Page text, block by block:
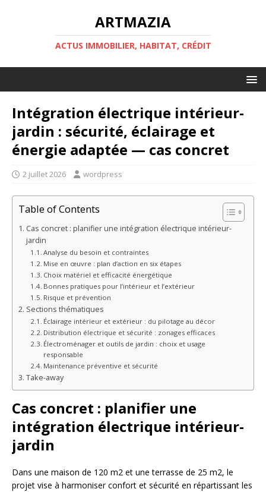
ARTMAZIA
ACTUS IMMOBILIER, HABITAT, CRÉDIT
Intégration électrique intérieur-
jardin : sécurité, éclairage et
énergie adaptée — cas concret
2 juillet 2026 wordpress
Table of Contents
Cas concret : planifier une intégration électrique intérieur-
jardin
Analyse du besoin et contraintes
Mise en œuvre : plan d’action en six étapes
Choix matériel et efficacité énergétique
Bonnes pratiques pour l’intérieur et l’extérieur
Risque et prévention
Sections thématiques
Éclairage intérieur et extérieur : du pilotage au décor
Distribution électrique et sécurité : zonages efficaces
Électroménager et outils de jardin : choix et usage
responsable
Maintenance préventive et sécurité
Take-away
Cas concret : planifier une
intégration électrique intérieur-
jardin
Dans une maison de 120 m2 et une terrasse de 25 m2, le
projet vise à harmoniser confort et sécurité en répartissant les